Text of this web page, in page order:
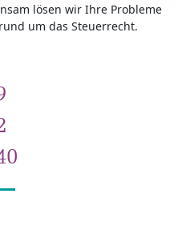
lösen wir Ihre Probleme
um das Steuerrecht.